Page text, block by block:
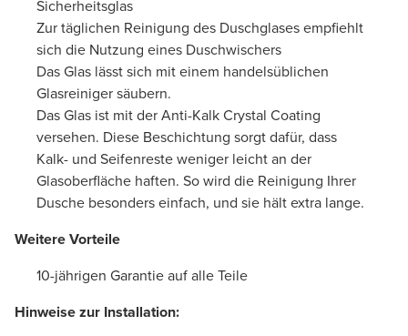
Sicherheitsglas
Zur täglichen Reinigung des Duschglases empfiehlt
sich die Nutzung eines Duschwischers
Das Glas lässt sich mit einem handelsüblichen
Glasreiniger säubern.
Das Glas ist mit der Anti-Kalk Crystal Coating
versehen. Diese Beschichtung sorgt dafür, dass
Kalk- und Seifenreste weniger leicht an der
Glasoberfläche haften. So wird die Reinigung Ihrer
Dusche besonders einfach, und sie hält extra lange.
Weitere Vorteile
10-jährigen Garantie auf alle Teile
Hinweise zur Installation: